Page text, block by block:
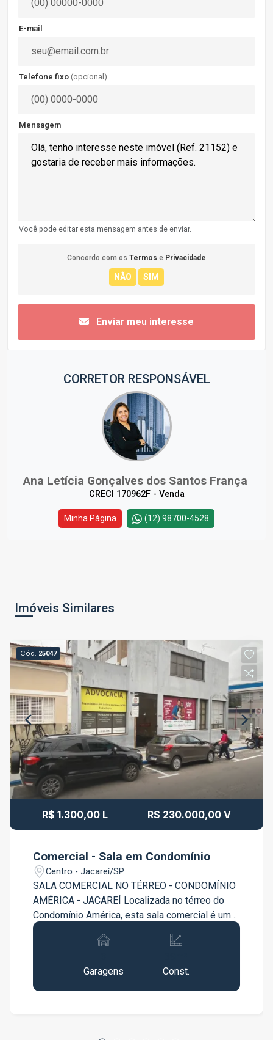
E-mail
Telefone fixo (opcional)
Mensagem
Você pode editar esta mensagem antes de enviar.
Concordo com os Termos e Privacidade
Enviar meu interesse
CORRETOR RESPONSÁVEL
Ana Letícia Gonçalves dos Santos França
CRECI 170962F - Venda
Minha Página (12) 98700-4528
Imóveis Similares
Cód. 25047
R$ 1.300,00 L R$ 230.000,00 V
Comercial - Sala em Condomínio
Centro - Jacareí/SP
SALA COMERCIAL NO TÉRREO - CONDOMÍNIO
AMÉRICA - JACAREÍ Localizada no térreo do
Condomínio América, esta sala comercial é uma
excelente oportunidade para quem busca
visibilidade, praticidade e fácil acesso para
bem localizada, ideal para consultórios,
escritórios ou pequenos negócios. Situada em
Garagens
Const.